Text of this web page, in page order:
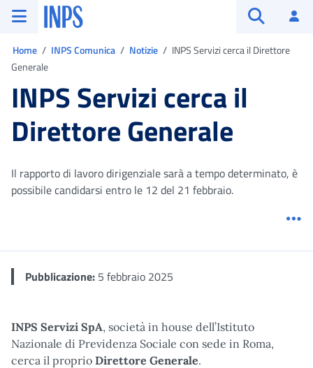
Vai al menu principale
Vai al contenuto principale
Vai al pie' di pagina
INPS ()
Home INPS Comunica Notizie
INPS Servizi cerca il Direttore
Generale
INPS Servizi cerca il
Direttore Generale
Il rapporto di lavoro dirigenziale sarà a tempo determinato, è
possibile candidarsi entro le 12 del 21 febbraio.
Pubblicazione: 5 febbraio 2025
INPS Servizi SpA, società in house dell’Istituto
Nazionale di Previdenza Sociale con sede in Roma,
cerca il proprio Direttore Generale.